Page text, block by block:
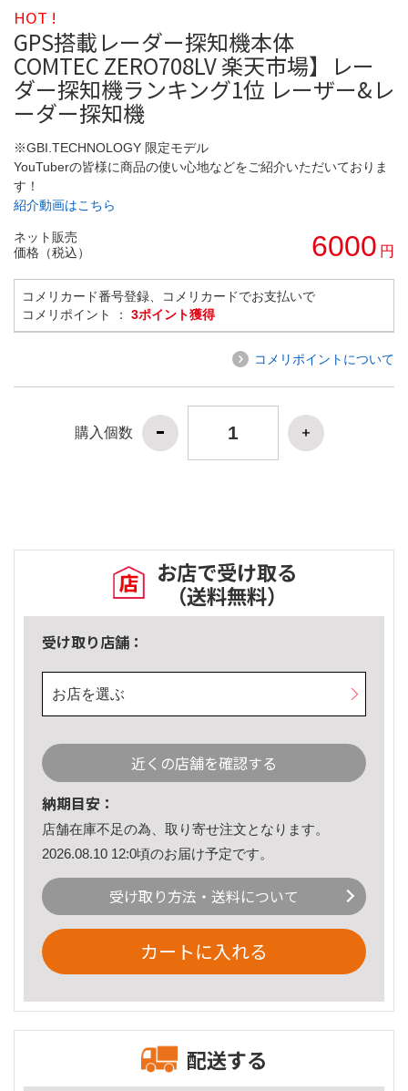
HOT !
GPS搭載レーダー探知機本体
COMTEC ZERO708LV 楽天市場】レー
ダー探知機ランキング1位 レーザー&レ
ーダー探知機
※GBI.TECHNOLOGY 限定モデル
YouTuberの皆様に商品の使い心地などをご紹介いただいておりま
す！
紹介動画はこちら
ネット販売
価格（税込）
6000 円
コメリカード番号登録、コメリカードでお支払いで
コメリポイント ： 3ポイント獲得
コメリポイントについて
購入個数
お店で受け取る
（送料無料）
受け取り店舗：
お店を選ぶ
近くの店舗を確認する
納期目安：
店舗在庫不足の為、取り寄せ注文となります。
2026.08.10 12:0頃のお届け予定です。
受け取り方法・送料について
カートに入れる
配送する